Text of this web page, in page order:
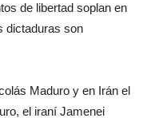
de libertad soplan en
dictaduras son
Maduro y en Irán el
el iraní Jamenei